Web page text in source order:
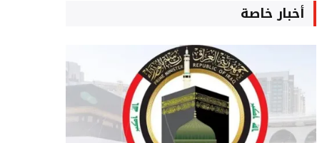
أخبار خاصة